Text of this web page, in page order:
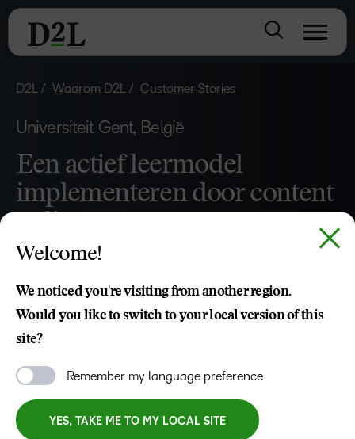
D2L Waarom D2L Customer Stories
Universiteit Gent, België
Een actief leermodel
implementeren door content
Welcome!
We noticed you're visiting from another region.
Would you like to switch to your local version of this
site?
Remember my language preference
YES, TAKE ME TO MY LOCAL SITE